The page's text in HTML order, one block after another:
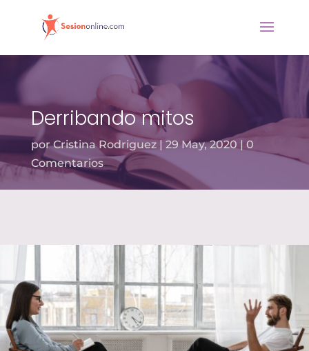
Derribando mitos
porCristina Rodriguez 29 May, 2020
0
Comentarios